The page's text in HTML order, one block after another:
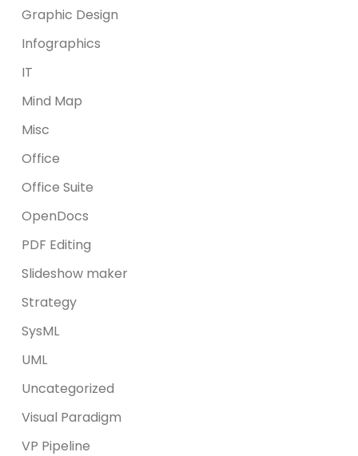
Graphic Design
Infographics
IT
Mind Map
Misc
Office
Office Suite
OpenDocs
PDF Editing
Slideshow maker
Strategy
SysML
UML
Uncategorized
Visual Paradigm
VP Pipeline